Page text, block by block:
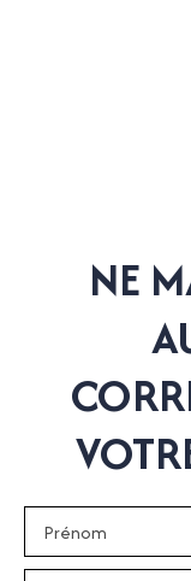
NE
Prénom